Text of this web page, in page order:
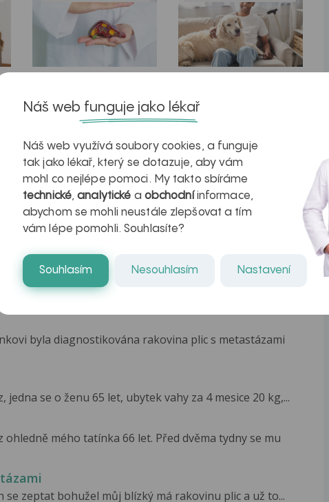
jater v datech a
obrazech
léčba
myastenie –
naděje pro ty,
kteří ji...
byla diagnostikována rakovina plic s metastázami
jedna se o ženu 65 let, ubytek vahy za 4 mesice 20 kg,...
ohledně mého tatínka 66 let. Před dvěma tydny se mu
se zeptat bohužel můj blízký má rakovinu plic a už to...
Náš web funguje jako lékař
Náš web využívá soubory cookies, a funguje
tak jako lékař, který se dotazuje, aby vám
mohl co nejlépe pomoci. My takto sbíráme
technické,analytické a obchodníinformace,
abychom se mohli neustále zlepšovat a tím
vám lépe pomohli. Souhlasíte?
Souhlasím Nesouhlasím Nastavení